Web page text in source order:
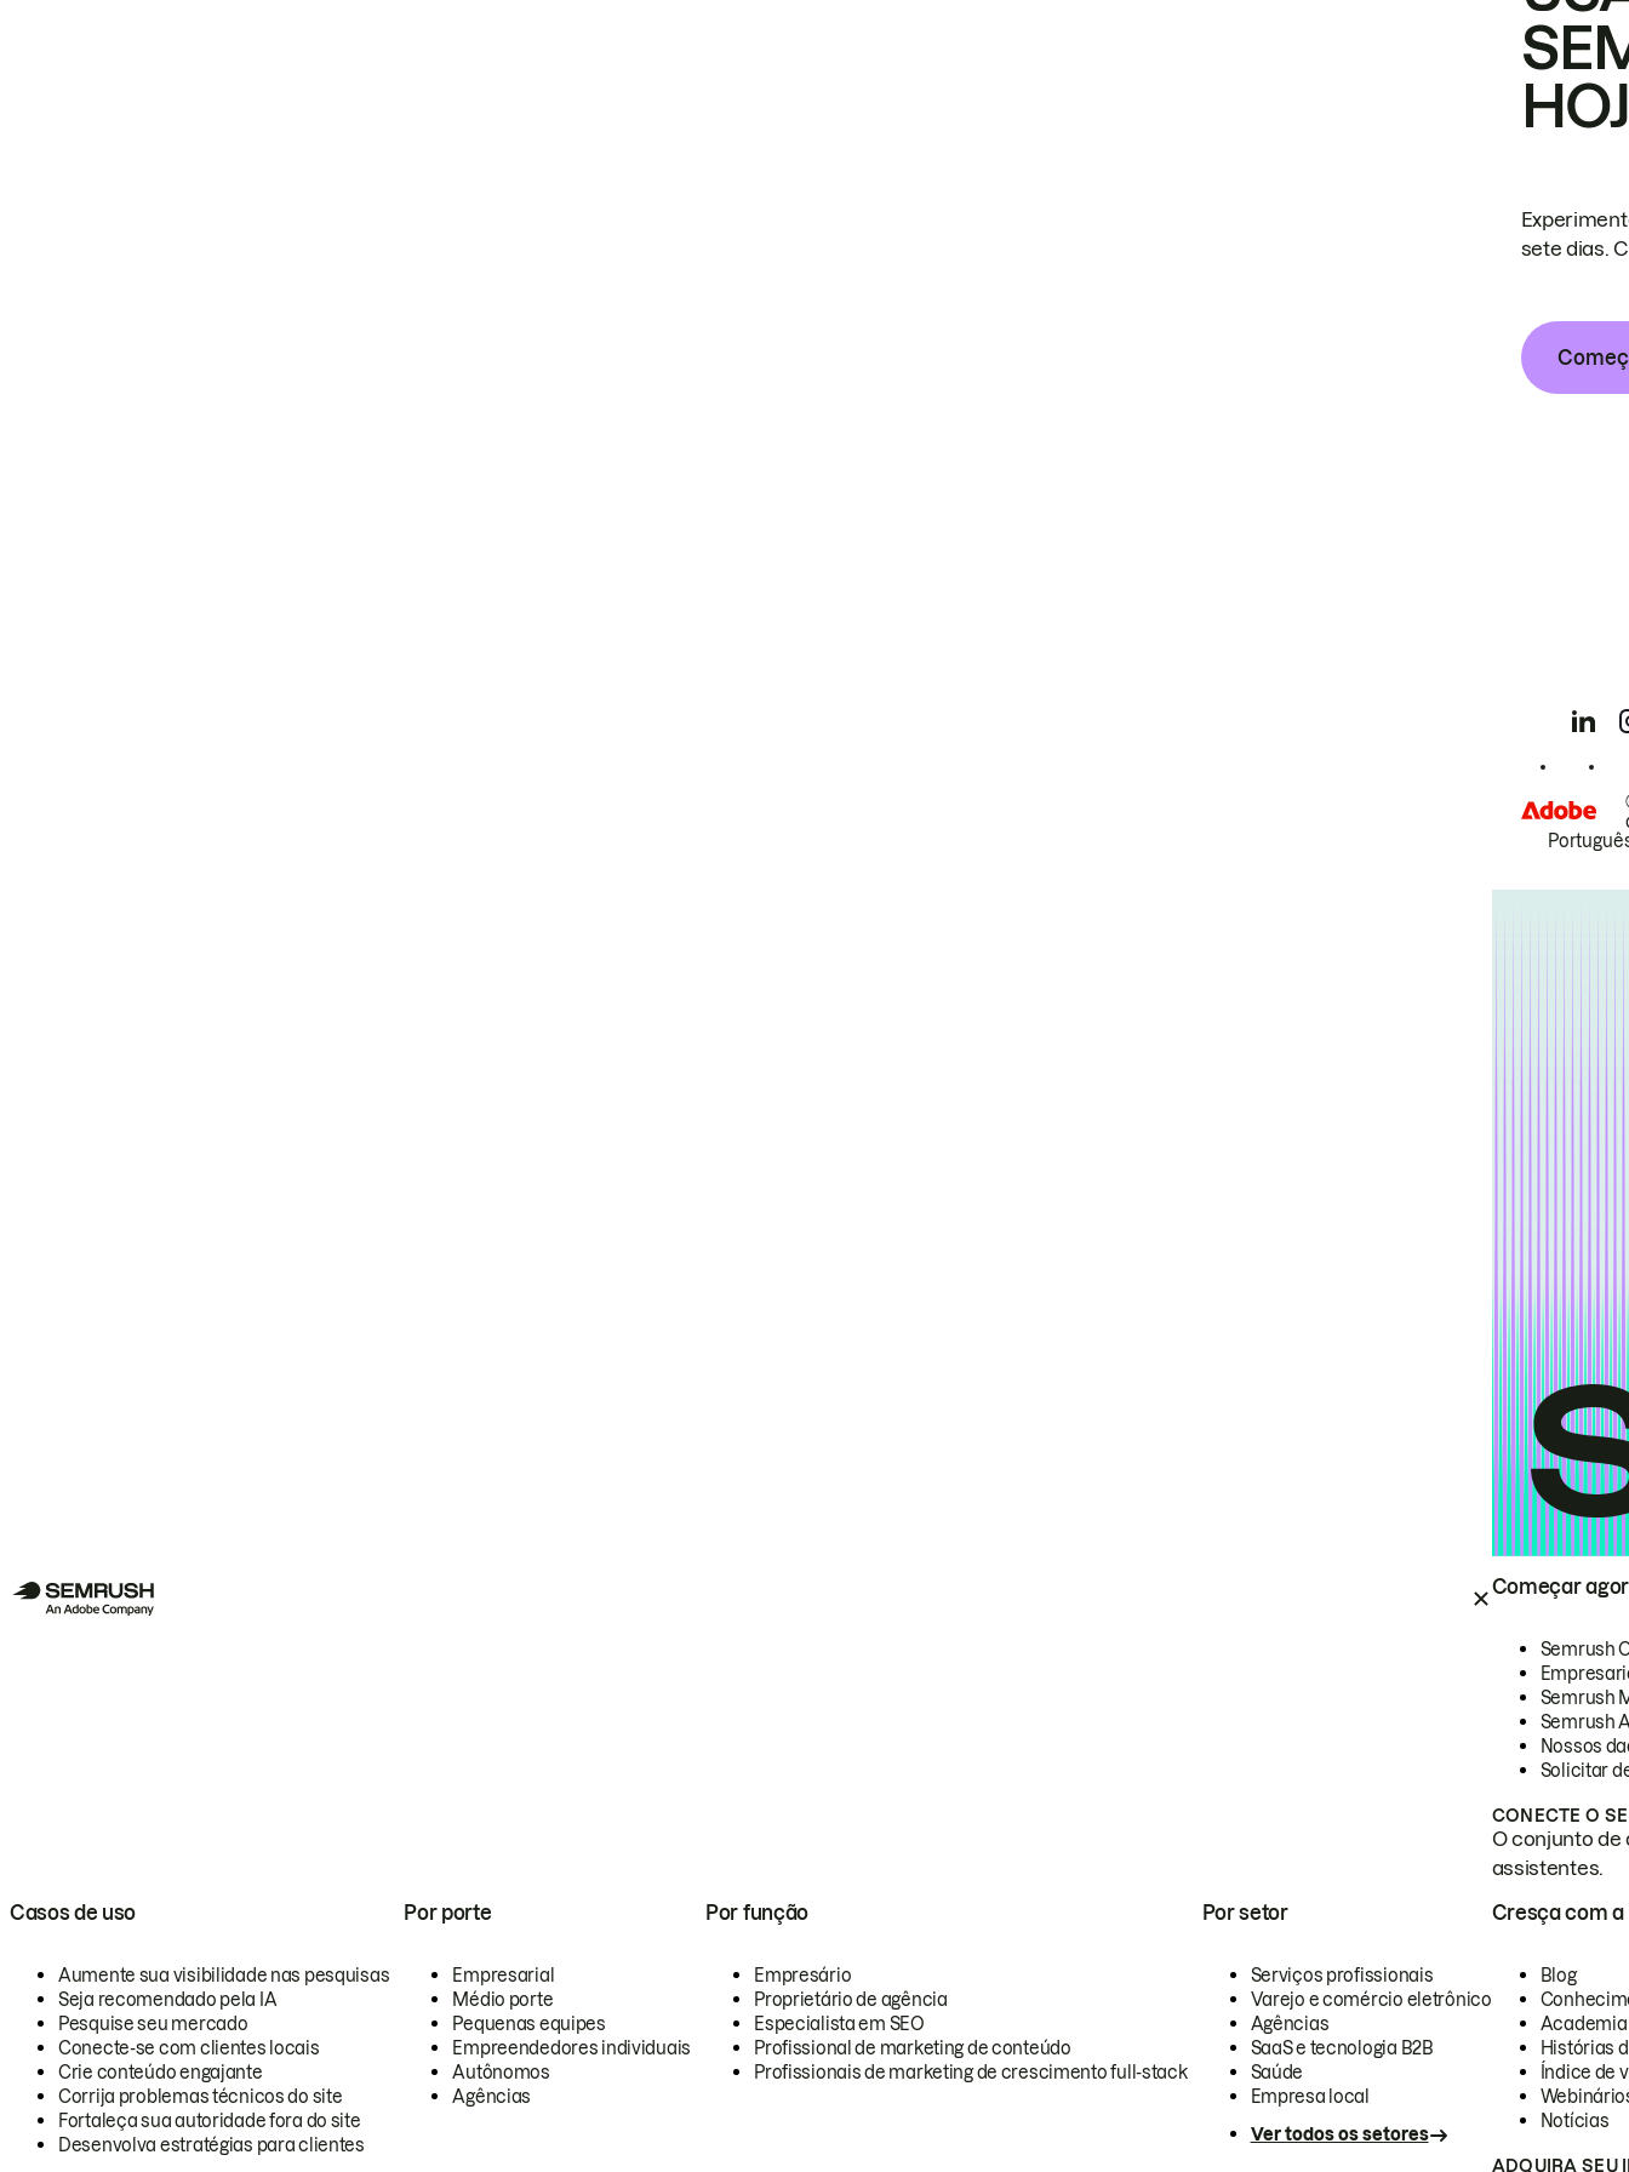
Começar
Semrush
Semrush
Semrush
Nossos
Solicitar
CONECTE O
O conjunto de
assistentes.
Casos de uso
Aumente sua visibilidade nas pesquisas
Seja recomendado pela IA
Pesquise seu mercado
Conecte-se com clientes locais
Crie conteúdo engajante
Corrija problemas técnicos do site
Fortaleça sua autoridade fora do site
Desenvolva estratégias para clientes
Por porte
Empresarial
Médio porte
Pequenas equipes
Empreendedores individuais
Autônomos
Agências
Por função
Empresário
Proprietário de agência
Especialista em SEO
Profissional de marketing de conteúdo
Profissionais de marketing de crescimento full-stack
Por setor
Serviços profissionais
Varejo e comércio eletrônico
Agências
SaaS e tecnologia B2B
Saúde
Empresa local
Ver todos os setores
Cresça com a
Blog
Academia
Histórias
Índice de
Notícias
ADQUIRA SEU
sete dias.